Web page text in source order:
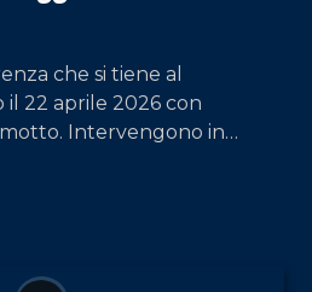
in esterna a cura di Nico
che si tiene al
22 aprile 2026 con
Intervengono in
dei diritti dei detenuti; il
in esterna a cura di